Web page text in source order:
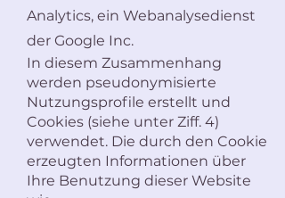
Analytics, ein Webanalysedienst
der Google Inc.
In diesem Zusammenhang
werden pseudonymisierte
Nutzungsprofile erstellt und
Cookies (siehe unter Ziff. 4)
verwendet. Die durch den Cookie
erzeugten Informationen über
Ihre Benutzung dieser Website